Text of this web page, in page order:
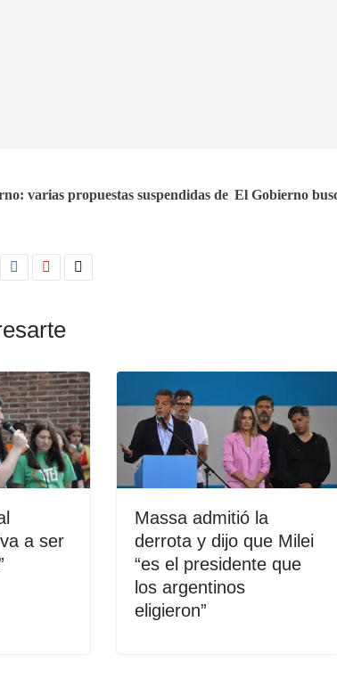
varias propuestas suspendidas de El Gobierno
a ser
Massa admitió la
derrota y dijo que Milei
“es el presidente que
los argentinos
eligieron”